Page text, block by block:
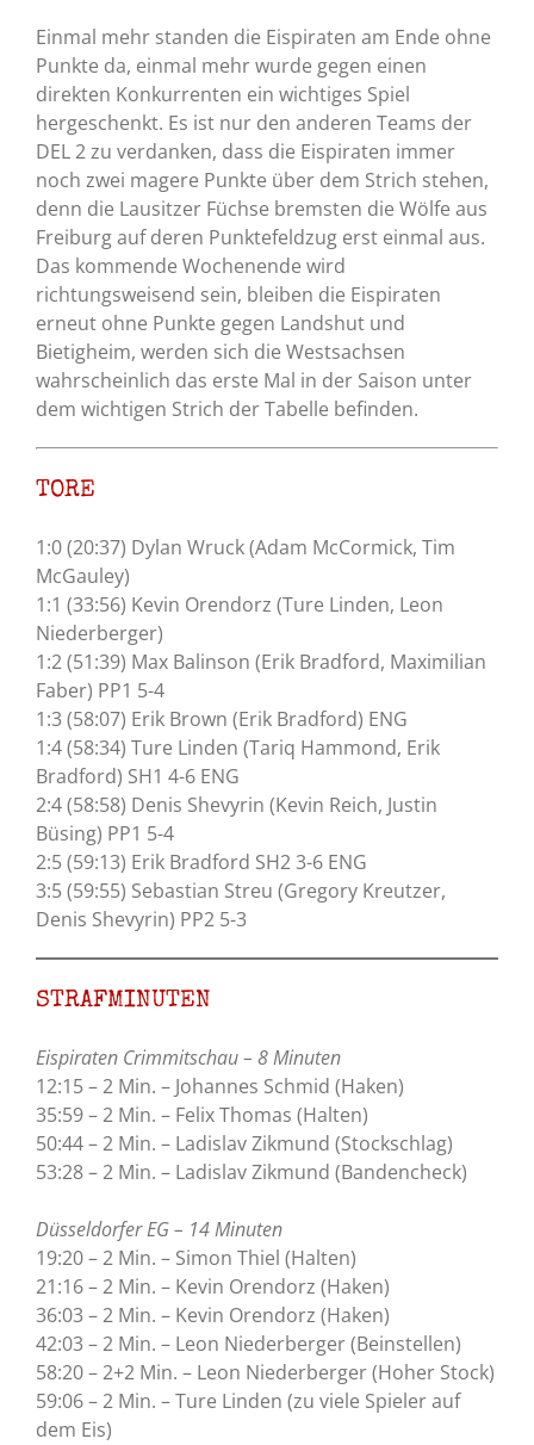
Einmal mehr standen die Eispiraten am Ende ohne
Punkte da, einmal mehr wurde gegen einen
direkten Konkurrenten ein wichtiges Spiel
hergeschenkt. Es ist nur den anderen Teams der
DEL 2 zu verdanken, dass die Eispiraten immer
noch zwei magere Punkte über dem Strich stehen,
denn die Lausitzer Füchse bremsten die Wölfe aus
Freiburg auf deren Punktefeldzug erst einmal aus.
Das kommende Wochenende wird
richtungsweisend sein, bleiben die Eispiraten
erneut ohne Punkte gegen Landshut und
Bietigheim, werden sich die Westsachsen
wahrscheinlich das erste Mal in der Saison unter
dem wichtigen Strich der Tabelle befinden.
TORE
1:0 (20:37) Dylan Wruck (Adam McCormick, Tim
McGauley)
1:1 (33:56) Kevin Orendorz (Ture Linden, Leon
Niederberger)
1:2 (51:39) Max Balinson (Erik Bradford, Maximilian
Faber) PP1 5-4
1:3 (58:07) Erik Brown (Erik Bradford) ENG
1:4 (58:34) Ture Linden (Tariq Hammond, Erik
Bradford) SH1 4-6 ENG
2:4 (58:58) Denis Shevyrin (Kevin Reich, Justin
Büsing) PP1 5-4
2:5 (59:13) Erik Bradford SH2 3-6 ENG
3:5 (59:55) Sebastian Streu (Gregory Kreutzer,
Denis Shevyrin) PP2 5-3
STRAFMINUTEN
Eispiraten Crimmitschau – 8 Minuten
12:15 – 2 Min. – Johannes Schmid (Haken)
35:59 – 2 Min. – Felix Thomas (Halten)
50:44 – 2 Min. – Ladislav Zikmund (Stockschlag)
53:28 – 2 Min. – Ladislav Zikmund (Bandencheck)
Düsseldorfer EG – 14 Minuten
19:20 – 2 Min. – Simon Thiel (Halten)
21:16 – 2 Min. – Kevin Orendorz (Haken)
36:03 – 2 Min. – Kevin Orendorz (Haken)
42:03 – 2 Min. – Leon Niederberger (Beinstellen)
58:20 – 2+2 Min. – Leon Niederberger (Hoher Stock)
59:06 – 2 Min. – Ture Linden (zu viele Spieler auf
dem Eis)